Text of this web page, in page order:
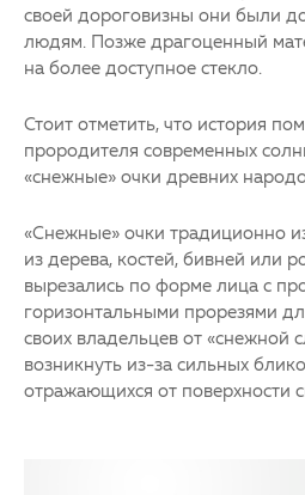
своей дороговизны они были
людям. Позже драгоценный
на более доступное стекло.
Стоит отметить, что история
прородителя современных
«снежные» очки древних
«Снежные» очки традиционно
из дерева, костей, бивней или
вырезались по форме лица с
горизонтальными прорезями
своих владельцев от «снежной
возникнуть из-за сильных
отражающихся от поверхности